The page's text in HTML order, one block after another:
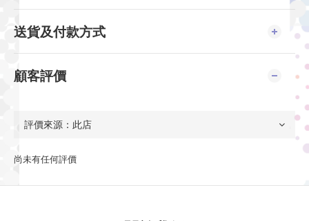
送貨及付款方式
顧客評價
尚未有任何評價